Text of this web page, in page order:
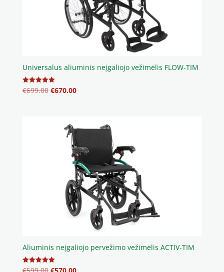
Universalus aliuminis neįgaliojo vežimėlis FLOW-TIM
Įvertinimas:
5.00
€699.00 Original
€699.00.
€670.00Current
€670.00.
Aliuminis neįgaliojo pervežimo vežimėlis ACTIV-TIM
Įvertinimas:
€599.00 Original
€570.00Current